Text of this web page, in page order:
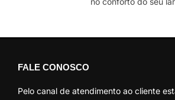
FALE CONOSCO
Pelo canal de atendimento ao cliente